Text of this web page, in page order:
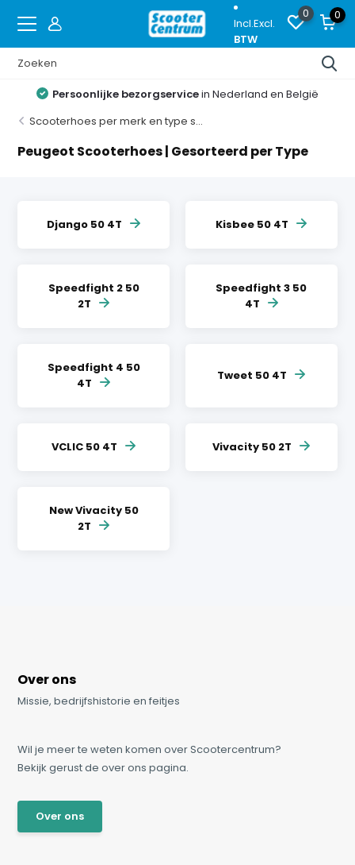
Incl.Excl.
BTW
0 0
Persoonlijke bezorgservicein Nederland en België
Scooterhoes per merk en type s...
Peugeot Scooterhoes | Gesorteerd per Type
Django 50 4T Kisbee 50 4T
Speedfight 2 50
2T
Speedfight 3 50
4T
Speedfight 4 50
4T
Tweet 50 4T
VCLIC 50 4T Vivacity 50 2T
New Vivacity 50
2T
Over ons
Missie, bedrijfshistorie en feitjes
Wil je meer te weten komen over Scootercentrum?
Bekijk gerust de over ons pagina.
Over ons